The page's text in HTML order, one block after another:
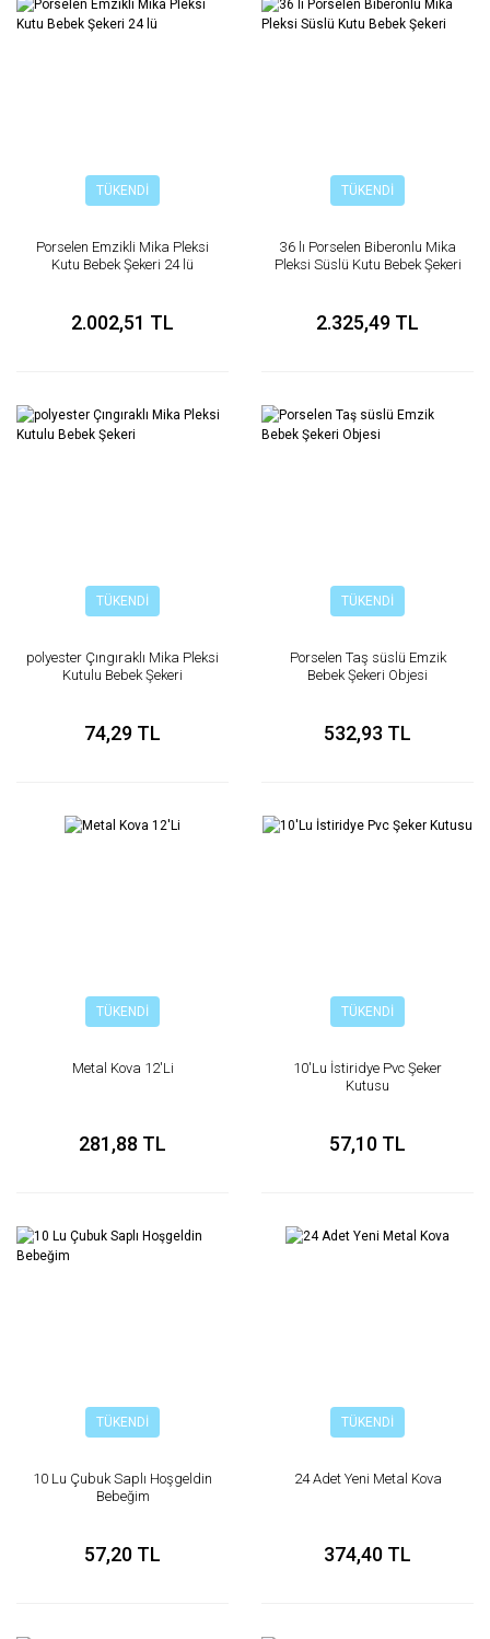
TÜKENDİ
Porselen Emzikli Mika Pleksi
Kutu Bebek Şekeri 24 lü
2.002,51 TL
TÜKENDİ
36 lı Porselen Biberonlu Mika
Pleksi Süslü Kutu Bebek Şekeri
2.325,49 TL
TÜKENDİ
polyester Çıngıraklı Mika Pleksi
Kutulu Bebek Şekeri
74,29 TL
TÜKENDİ
Porselen Taş süslü Emzik
Bebek Şekeri Objesi
532,93 TL
TÜKENDİ
Metal Kova 12'Li
281,88 TL
TÜKENDİ
10'Lu İstiridye Pvc Şeker
Kutusu
57,10 TL
TÜKENDİ
10 Lu Çubuk Saplı Hoşgeldin
Bebeğim
57,20 TL
TÜKENDİ
24 Adet Yeni Metal Kova
374,40 TL